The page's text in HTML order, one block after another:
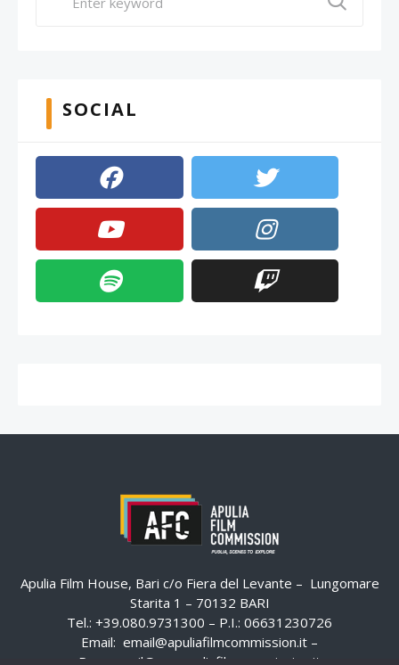
SOCIAL
Apulia Film House, Bari c/o Fiera del Levante – Lungomare
Starita 1 – 70132 BARI
Tel.: +39.080.9731300 – P.I.: 06631230726
Email: email@apuliafilmcommission.it –
Pec:
email@pec.apuliafilmcommission.it